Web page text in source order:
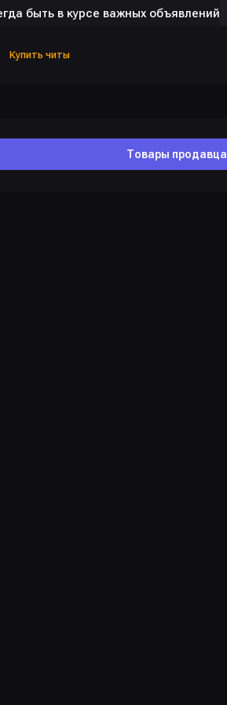
быть в курсе важных объявлений
Купить читы
Товары продавца